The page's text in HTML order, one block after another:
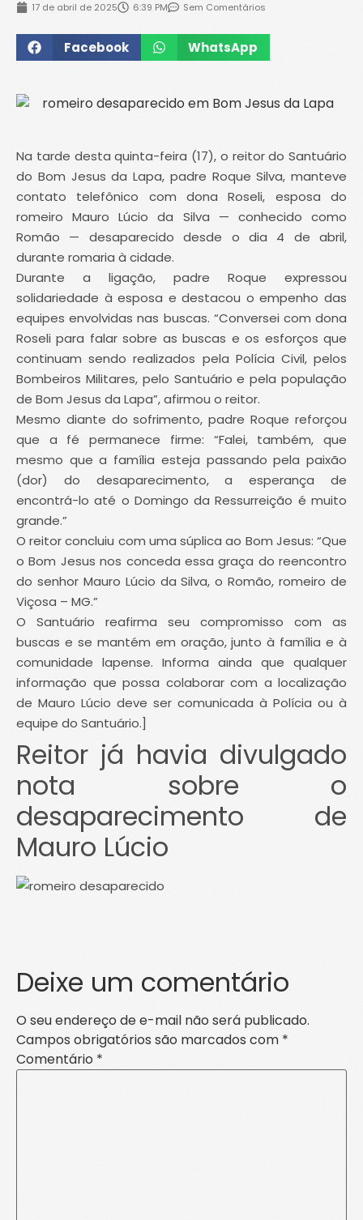
17 de abril de 2025 6:39 PM Sem Comentários
Facebook WhatsApp
Na tarde desta quinta-feira (17), o reitor do Santuário
do Bom Jesus da Lapa, padre Roque Silva, manteve
contato telefônico com dona Roseli, esposa do
romeiro Mauro Lúcio da Silva — conhecido como
Romão — desaparecido desde o dia 4 de abril,
durante romaria à cidade.
Durante a ligação, padre Roque expressou
solidariedade à esposa e destacou o empenho das
equipes envolvidas nas buscas. “Conversei com dona
Roseli para falar sobre as buscas e os esforços que
continuam sendo realizados pela Polícia Civil, pelos
Bombeiros Militares, pelo Santuário e pela população
de Bom Jesus da Lapa”, afirmou o reitor.
Mesmo diante do sofrimento, padre Roque reforçou
que a fé permanece firme: “Falei, também, que
mesmo que a família esteja passando pela paixão
(dor) do desaparecimento, a esperança de
encontrá-lo até o Domingo da Ressurreição é muito
grande.”
O reitor concluiu com uma súplica ao Bom Jesus: “Que
o Bom Jesus nos conceda essa graça do reencontro
do senhor Mauro Lúcio da Silva, o Romão, romeiro de
Viçosa – MG.”
O Santuário reafirma seu compromisso com as
buscas e se mantém em oração, junto à família e à
comunidade lapense. Informa ainda que qualquer
informação que possa colaborar com a localização
de Mauro Lúcio deve ser comunicada à Polícia ou à
equipe do Santuário.]
Reitor já havia divulgado
nota sobre o
desaparecimento de
Mauro Lúcio
Deixe um comentário
O seu endereço de e-mail não será publicado.
Campos obrigatórios são marcados com *
Comentário *